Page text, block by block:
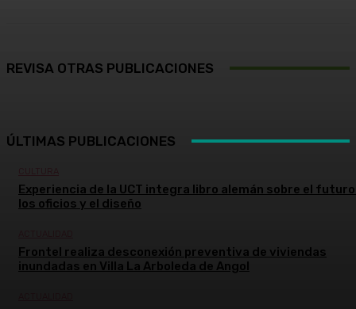
REVISA OTRAS PUBLICACIONES
ÚLTIMAS PUBLICACIONES
Experiencia de la UCT integra libro alemán sobre el
los oficios y el diseño
Frontel realiza desconexión preventiva de viviendas
inundadas en Villa La Arboleda de Angol